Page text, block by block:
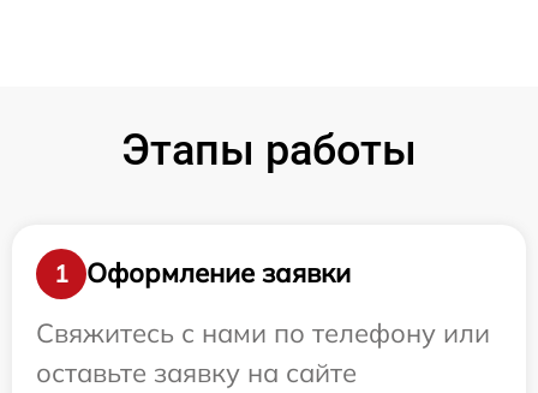
Этапы работы
1
Оформление заявки
Свяжитесь с нами по телефону или
оставьте заявку на сайте